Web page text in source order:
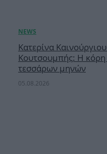
Κατερίνα
Κουτσουμπής: Η κόρη
τεσσάρων μηνών
05.08.2026